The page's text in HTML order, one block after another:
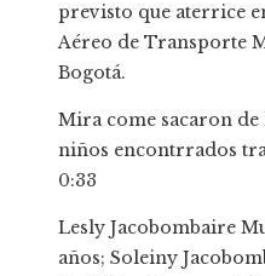
previsto que aterrice
Aéreo de Transporte
Bogotá.
Mira come sacaron de
niños encontrrados
0:33
Lesly Jacobombaire
años; Soleiny